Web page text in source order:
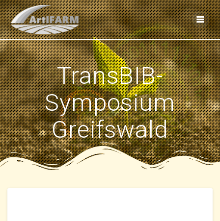
Skip
to
content
TransBIB-
Symposium
Greifswald